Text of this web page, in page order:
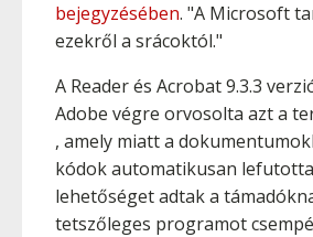
bejegyzésében. "A Microsoft
ezekről a srácoktól."
A Reader és Acrobat 9.3.3
Adobe végre orvosolta azt a
, amely miatt a
kódok automatikusan
lehetőséget adtak a
tetszőleges programot